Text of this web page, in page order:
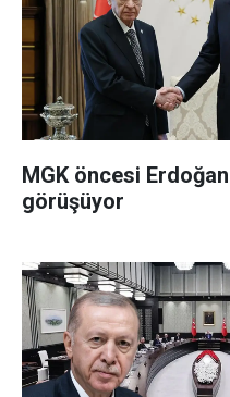
MGK öncesi
görüşüyor